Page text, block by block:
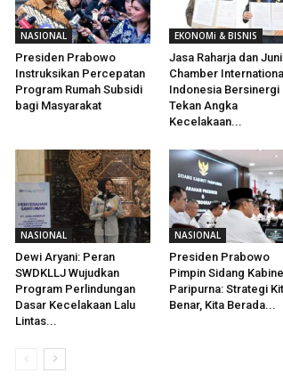
NASIONAL
Presiden Prabowo
Instruksikan Percepatan
Program Rumah Subsidi
bagi Masyarakat
EKONOMi & BISNIS
Jasa Raharja dan
Chamber International
Indonesia Bersinergi
Tekan Angka
Kecelakaan...
NASIONAL
Dewi Aryani: Peran
SWDKLLJ Wujudkan
Program Perlindungan
Dasar Kecelakaan Lalu
Lintas...
NASIONAL
Presiden Prabowo
Pimpin Sidang
Paripurna: Strategi
Benar, Kita Berada...